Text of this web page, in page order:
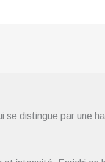
distingue par une